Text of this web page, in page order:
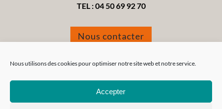
Nous utilisons des cookies pour optimiser notre site web et notre service.
Accepter
TEL :04 50 69 92 70
Nous contacter